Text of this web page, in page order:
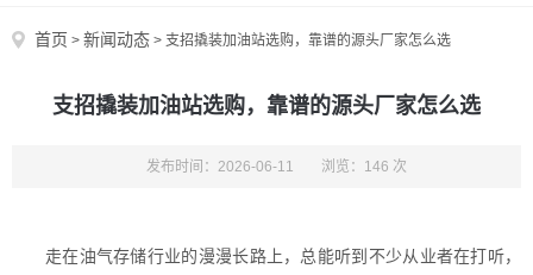
首页 > 新闻动态 > 支招撬装加油站选购，靠谱的源头厂家怎么选
支招撬装加油站选购，靠谱的源头厂家怎么选
发布时间：2026-06-11 浏览：146 次
走在油气存储行业的漫漫长路上，总能听到不少从业者在打听，